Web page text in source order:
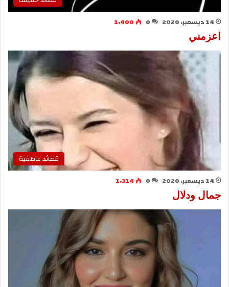
14 ديسمبر، 2020 0
1٬400
اعزمني
قصائد عاطفية
14 ديسمبر، 2020 0
1٬314
جمال ودلال